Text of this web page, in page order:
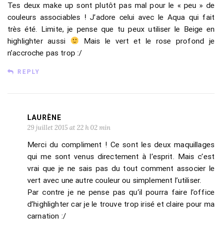
Tes deux make up sont plutôt pas mal pour le « peu » de
couleurs associables ! J’adore celui avec le Aqua qui fait
très été. Limite, je pense que tu peux utiliser le Beige en
highlighter aussi
Mais le vert et le rose profond je
n’accroche pas trop :/
REPLY
LAURÈNE
29 juillet 2015 at 22 h 02 min
Merci du compliment ! Ce sont les deux maquillages
qui me sont venus directement à l’esprit. Mais c’est
vrai que je ne sais pas du tout comment associer le
vert avec une autre couleur ou simplement l’utiliser.
Par contre je ne pense pas qu’il pourra faire l’office
d’highlighter car je le trouve trop irisé et claire pour ma
carnation :/